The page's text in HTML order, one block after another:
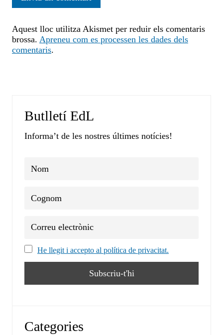
Aquest lloc utilitza Akismet per reduir els comentaris
brossa. Apreneu com es processen les dades dels
comentaris.
Butlletí EdL
Informa’t de les nostres últimes notícies!
He llegit i accepto al política de privacitat.
Categories